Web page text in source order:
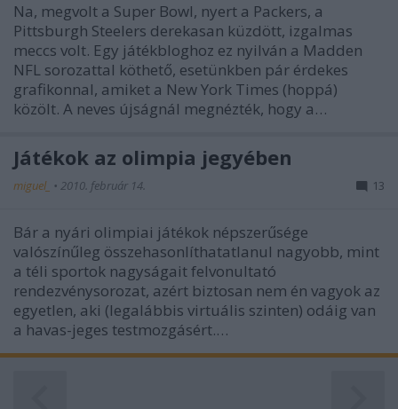
Na, megvolt a Super Bowl, nyert a Packers, a
Pittsburgh Steelers derekasan küzdött, izgalmas
meccs volt. Egy játékbloghoz ez nyilván a Madden
NFL sorozattal köthető, esetünkben pár érdekes
grafikonnal, amiket a New York Times (hoppá)
közölt. A neves újságnál megnézték, hogy a…
Játékok az olimpia jegyében
miguel_ • 2010. február 14. 13
Bár a nyári olimpiai játékok népszerűsége
valószínűleg összehasonlíthatatlanul nagyobb, mint
a téli sportok nagyságait felvonultató
rendezvénysorozat, azért biztosan nem én vagyok az
egyetlen, aki (legalábbis virtuális szinten) odáig van
a havas-jeges testmozgásért.…